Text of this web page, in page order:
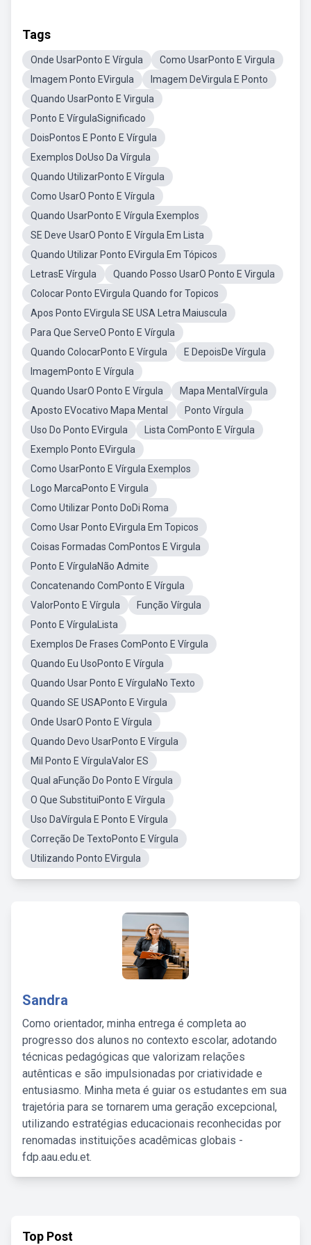
Tags
Onde UsarPonto E Vírgula
Como UsarPonto E Virgula
Imagem Ponto EVirgula
Imagem DeVirgula E Ponto
Quando UsarPonto E Virgula
Ponto E VírgulaSignificado
DoisPontos E Ponto E Vírgula
Exemplos DoUso Da Vírgula
Quando UtilizarPonto E Vírgula
Como UsarO Ponto E Vírgula
Quando UsarPonto E Vírgula Exemplos
SE Deve UsarO Ponto E Vírgula Em Lista
Quando Utilizar Ponto EVirgula Em Tópicos
LetrasE Vírgula
Quando Posso UsarO Ponto E Virgula
Colocar Ponto EVirgula Quando for Topicos
Apos Ponto EVirgula SE USA Letra Maiuscula
Para Que ServeO Ponto E Vírgula
Quando ColocarPonto E Vírgula
E DepoisDe Vírgula
ImagemPonto E Vírgula
Quando UsarO Ponto E Vírgula
Mapa MentalVírgula
Aposto EVocativo Mapa Mental
Ponto Vírgula
Uso Do Ponto EVirgula
Lista ComPonto E Vírgula
Exemplo Ponto EVirgula
Como UsarPonto E Vírgula Exemplos
Logo MarcaPonto E Virgula
Como Utilizar Ponto DoDi Roma
Como Usar Ponto EVirgula Em Topicos
Coisas Formadas ComPontos E Virgula
Ponto E VírgulaNão Admite
Concatenando ComPonto E Vírgula
ValorPonto E Vírgula
Função Vírgula
Ponto E VírgulaLista
Exemplos De Frases ComPonto E Vírgula
Quando Eu UsoPonto E Vírgula
Quando Usar Ponto E VírgulaNo Texto
Quando SE USAPonto E Virgula
Onde UsarO Ponto E Vírgula
Quando Devo UsarPonto E Vírgula
Mil Ponto E VírgulaValor ES
Qual aFunção Do Ponto E Vírgula
O Que SubstituiPonto E Vírgula
Uso DaVírgula E Ponto E Vírgula
Correção De TextoPonto E Vírgula
Utilizando Ponto EVirgula
Sandra
Como orientador, minha entrega é completa ao
progresso dos alunos no contexto escolar, adotando
técnicas pedagógicas que valorizam relações
autênticas e são impulsionadas por criatividade e
entusiasmo. Minha meta é guiar os estudantes em sua
trajetória para se tornarem uma geração excepcional,
utilizando estratégias educacionais reconhecidas por
renomadas instituições acadêmicas globais -
fdp.aau.edu.et.
Top Post